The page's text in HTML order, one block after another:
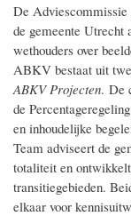
De
de gemeente Utrecht
wethouders over
ABKV bestaat uit
ABKV Projecten. De
de
en inhoudelijke
Team adviseert de
totaliteit en ontwikkelt
transitiegebieden.
elkaar voor